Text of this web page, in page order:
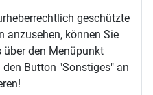
geschützte
anzusehen, können Sie
über den Menüpunkt
Button "Sonstiges" an